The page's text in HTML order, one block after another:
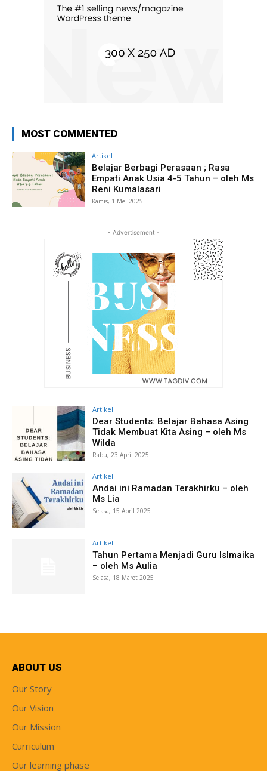
MOST COMMENTED
Artikel
Belajar Berbagi Perasaan ; Rasa
Empati Anak Usia 4-5 Tahun – oleh Ms
Reni Kumalasari
Kamis, 1 Mei 2025
- Advertisement -
Artikel
Dear Students: Belajar Bahasa Asing
Tidak Membuat Kita Asing – oleh Ms
Wilda
Rabu, 23 April 2025
Artikel
Andai ini Ramadan Terakhirku – oleh
Ms Lia
Selasa, 15 April 2025
Artikel
Tahun Pertama Menjadi Guru Islmaika
– oleh Ms Aulia
Selasa, 18 Maret 2025
ABOUT US
Our Story
Our Vision
Our Mission
Curriculum
Our learning phase